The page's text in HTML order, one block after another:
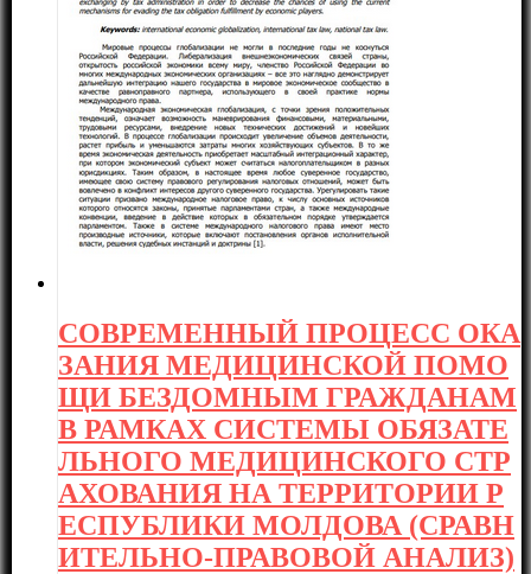
СОВРЕМЕННЫЙ ПРОЦЕСС ОКА
ЗАНИЯ МЕДИЦИНСКОЙ ПОМО
ЩИ БЕЗДОМНЫМ ГРАЖДАНАМ
В РАМКАХ СИСТЕМЫ ОБЯЗАТЕ
ЛЬНОГО МЕДИЦИНСКОГО СТР
АХОВАНИЯ НА ТЕРРИТОРИИ Р
ЕСПУБЛИКИ МОЛДОВА (СРАВН
ИТЕЛЬНО-ПРАВОВОЙ АНАЛИЗ)